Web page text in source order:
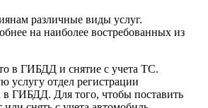
различные виды услуг.
на наиболее востребованных из
в ГИБДД и снятие с учета ТС.
услугу отдел регистрации
в ГИБДД. Для того, чтобы поставить